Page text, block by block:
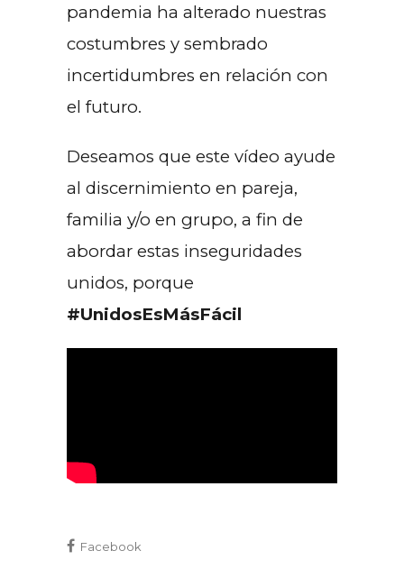
pandemia ha alterado nuestras
costumbres y sembrado
incertidumbres en relación con
el futuro.
Deseamos que este vídeo ayude
al discernimiento en pareja,
familia y/o en grupo, a fin de
abordar estas inseguridades
unidos, porque
#UnidosEsMásFácil
Facebook